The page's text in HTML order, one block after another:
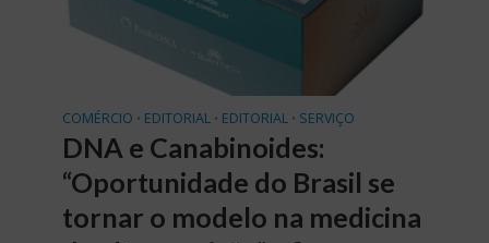
COMÉRCIO • EDITORIAL • EDITORIAL • SERVIÇO
DNA e Canabinoides:
“Oportunidade do Brasil se
tornar o modelo na medicina